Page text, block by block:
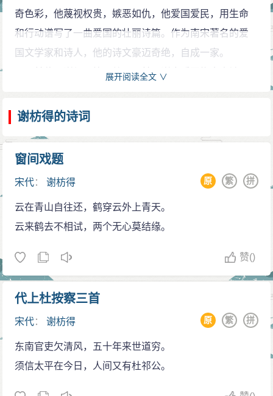
愤激，义正词严；《送史县尹朝京序》。则有见解有感
情，于唐宋赠序文中，颇具特色。还有《宋辛稼轩先生
墓记》记辛弃疾垂殁之语，以为其"精忠大义，不在张忠
献、岳武穆下"，高度评价辛弃疾的爱国精神，也正反映
谢枋得诗伤时感旧，沉痛苍凉，诗风朴素端正，有
时也饶有韵致。如《武夷山中》写道："十年无梦得还
家，独立青峰野水涯。天地寂寥山雨歇，几生修得到梅
花。"述其转徙山中的十年岁月，颇含隐痛。《初到建宁
赋诗一首》是他北上前的诀别诗，起句即以"雪中松柏愈
青青"自喻，高风亮节，视死如归，亦感人至深。
本。他评点的《文章轨范》，以文章类别编选文章，是
南宋一部重要的评注选本，被誉为集合宋人评点学之大
成。
谢枋得的诗大都是在民族存亡严重关头，同南宋奸
奇色彩，他蔑视权贵，嫉恶如仇，他爱国爱民，用生命
和行动谱写了一曲爱国的壮丽诗篇。作为南宋著名的爱
国文学家和诗人，他的诗文豪迈奇绝，自成一家。
其伯父谢征明抗元战死，其父谢应琇因忤贵官被冤
五行一齐看下来，过目一看，终身不忘。《宋史列传》
览终身不忘。性好直言，一与人论古今治乱国家事，必
他好说直话，一与别人论述古今治乱的国家大事，
一定是掀起胡子，抵着几案，跳跃自奋，显得很激动的
样子。以“忠义”作为己任。徐霖称他为：“如受惊的白鹤伴
时，以理宗为首的南宋封建统治集团，荒淫腐朽，再加
上宦官董宋臣和权臣贾似道祸国殃民，南宋的政治十分
黑暗。
宝祐四年(1256)与文天祥同科中进士。谢枋得对策时
展开阅读全文 ∨
谢枋得的诗词
窗间戏题
宋代：谢枋得 拼
繁
原
云在青山自往还，鹤穿云外上青天。
云来鹤去不相试，两个无心莫结缘。
赞()
代上杜按察三首
宋代：谢枋得 拼
繁
原
东南官吏欠清风，五十年来世道穷。
须信太平在今日，人间又有杜祁公。